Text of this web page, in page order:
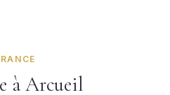
à Arcueil